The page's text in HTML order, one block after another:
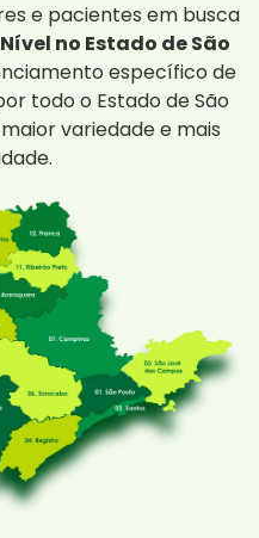
e pacientes em busca
no Estado de São
específico de
todo o Estado de São
variedade e mais